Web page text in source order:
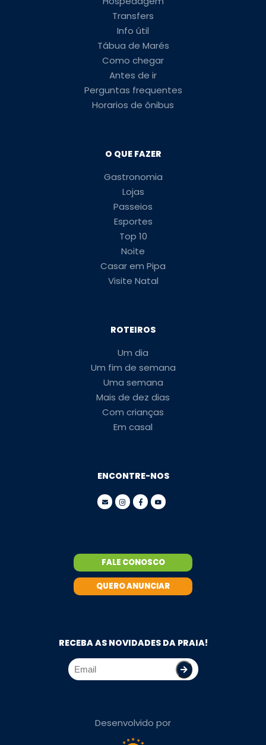
Transfers
Info útil
Tábua de Marés
Como chegar
Antes de ir
Perguntas frequentes
Horarios de ônibus
O QUE FAZER
Gastronomia
Lojas
Passeios
Esportes
Top 10
Noite
Casar em Pipa
Visite Natal
ROTEIROS
Um dia
Um fim de semana
Uma semana
Mais de dez dias
Com crianças
Em casal
ENCONTRE-NOS
FALE CONOSCO
QUERO ANUNCIAR
RECEBA AS NOVIDADES DA PRAIA!
Desenvolvido por